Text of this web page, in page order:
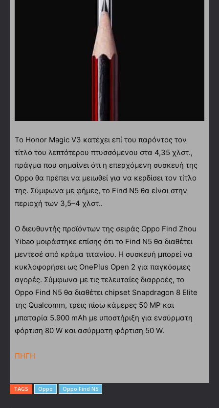
Το Honor Magic V3 κατέχει επί του παρόντος τον
τίτλο του λεπτότερου πτυσσόμενου στα 4,35 χλστ.,
πράγμα που σημαίνει ότι η επερχόμενη συσκευή της
Oppo θα πρέπει να μειωθεί για να κερδίσει τον τίτλο
της. Σύμφωνα με φήμες, το Find N5 θα είναι στην
περιοχή των 3,5–4 χλστ..
Ο διευθυντής προϊόντων της σειράς Oppo Find Zhou
Yibao μοιράστηκε επίσης ότι το Find N5 θα διαθέτει
μεντεσέ από κράμα τιτανίου. Η συσκευή μπορεί να
κυκλοφορήσει ως OnePlus Open 2 για παγκόσμιες
αγορές. Σύμφωνα με τις τελευταίες διαρροές, το
Oppo Find N5 θα διαθέτει chipset Snapdragon 8 Elite
της Qualcomm, τρεις πίσω κάμερες 50 MP και
μπαταρία 5.900 mAh με υποστήριξη για ενσύρματη
φόρτιση 80 W και ασύρματη φόρτιση 50 W.
ΠΗΓΗ
TAGS Oppo Oppo Find N5